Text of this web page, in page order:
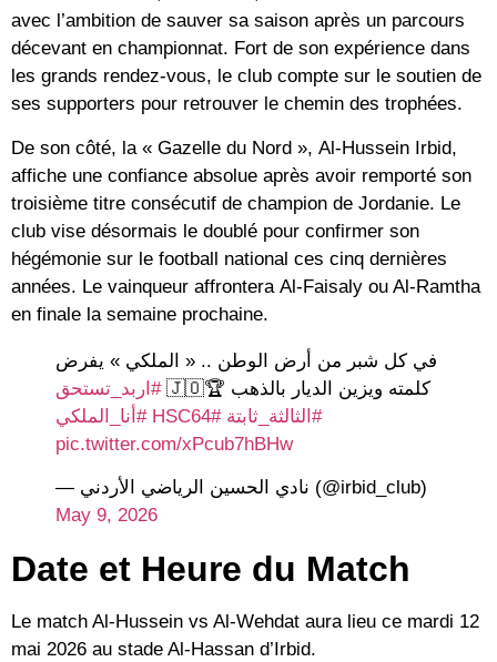
avec l’ambition de sauver sa saison après un parcours
décevant en championnat. Fort de son expérience dans
les grands rendez-vous, le club compte sur le soutien de
ses supporters pour retrouver le chemin des trophées.
De son côté, la « Gazelle du Nord », Al-Hussein Irbid,
affiche une confiance absolue après avoir remporté son
troisième titre consécutif de champion de Jordanie. Le
club vise désormais le doublé pour confirmer son
hégémonie sur le football national ces cinq dernières
années. Le vainqueur affrontera Al-Faisaly ou Al-Ramtha
en finale la semaine prochaine.
في كل شبر من أرض الوطن .. « الملكي » يفرض
كلمته ويزين الديار بالذهب 🏆🇯🇴
#اربد_تستحق
#الثالثة_ثابتة #HSC64
#أنا_الملكي
pic.twitter.com/xPcub7hBHw
— نادي الحسين الرياضي الأردني (@irbid_club)
May 9, 2026
Date et Heure du Match
Le match Al-Hussein vs Al-Wehdat aura lieu ce mardi 12
mai 2026 au stade Al-Hassan d’Irbid.